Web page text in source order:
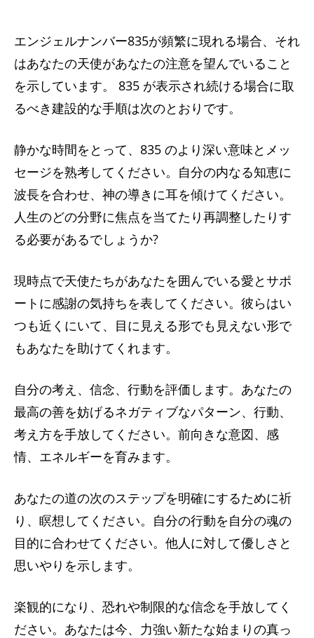
エンジェルナンバー835が頻繁に現れる場合、それ
はあなたの天使があなたの注意を望んでいること
を示しています。 835 が表示され続ける場合に取
るべき建設的な手順は次のとおりです。
静かな時間をとって、835 のより深い意味とメッ
セージを熟考してください。自分の内なる知恵に
波長を合わせ、神の導きに耳を傾けてください。
人生のどの分野に焦点を当てたり再調整したりす
る必要があるでしょうか?
現時点で天使たちがあなたを囲んでいる愛とサポ
ートに感謝の気持ちを表してください。彼らはい
つも近くにいて、目に見える形でも見えない形で
もあなたを助けてくれます。
自分の考え、信念、行動を評価します。あなたの
最高の善を妨げるネガティブなパターン、行動、
考え方を手放してください。前向きな意図、感
情、エネルギーを育みます。
あなたの道の次のステップを明確にするために祈
り、瞑想してください。自分の行動を自分の魂の
目的に合わせてください。他人に対して優しさと
思いやりを示します。
楽観的になり、恐れや制限的な信念を手放してく
ださい。あなたは今、力強い新たな始まりの真っ